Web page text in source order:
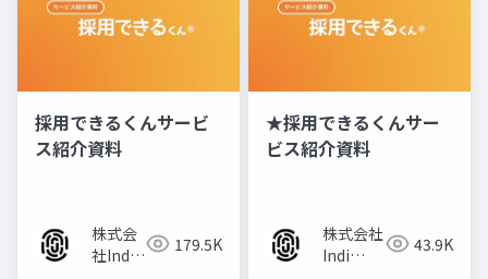
採用できるくんサービ
ス紹介資料
株式会
社Indi
179.5K
★採用できるくんサー
ビス紹介資料
株式会社
Indi
43.9K